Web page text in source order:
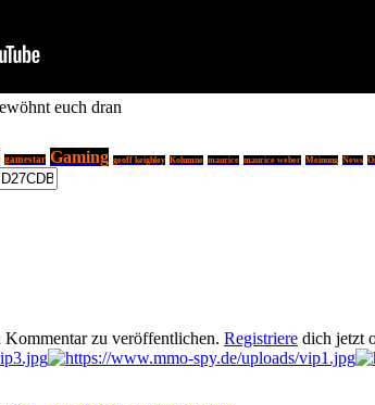
euch dran
gamestar Gaming geoff keighley Kolumne maurice maurice weber Meinung News
Kommentar zu veröffentlichen. Registriere dich jetzt